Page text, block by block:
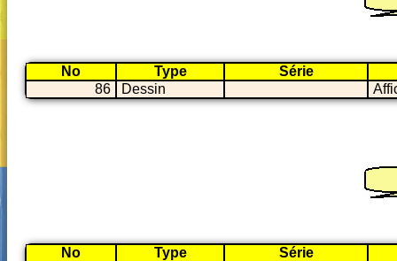
No Type
Série
86
Dessin
No Type
Série